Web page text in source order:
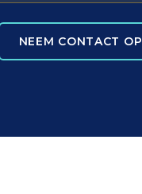
NEEM CONTACT OP